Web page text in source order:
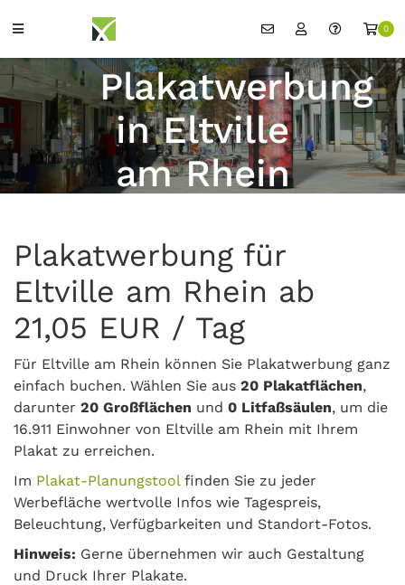
0
Plakatwerbung
in Eltville
am Rhein
Plakatwerbung für
Eltville am Rhein ab
21,05 EUR / Tag
Für Eltville am Rhein können Sie Plakatwerbung ganz
einfach buchen. Wählen Sie aus 20 Plakatflächen,
darunter 20 Großflächen und 0 Litfaßsäulen, um die
16.911 Einwohner von Eltville am Rhein mit Ihrem
Plakat zu erreichen.
Im Plakat-Planungstoolfinden Sie zu jeder
Werbefläche wertvolle Infos wie Tagespreis,
Beleuchtung, Verfügbarkeiten und Standort-Fotos.
Hinweis: Gerne übernehmen wir auch Gestaltung
und Druck Ihrer Plakate.